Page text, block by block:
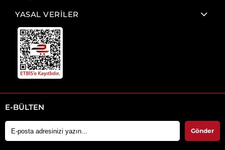
YASAL VERİLER
E-BÜLTEN
Gönder